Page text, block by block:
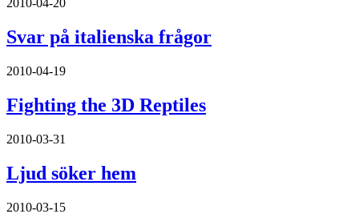
2010-04-20
Svar på italienska frågor
2010-04-19
Fighting the 3D Reptiles
2010-03-31
Ljud söker hem
2010-03-15